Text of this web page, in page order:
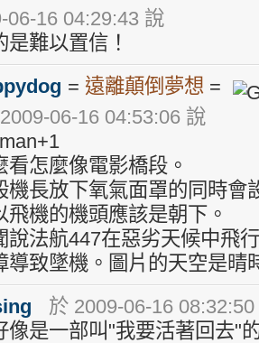
06-16 04:29:43 說
是難以置信！
= 遠離顛倒夢想 =
06-16 04:53:06 說
看怎麼像電影橋段。
機長放下氧氣面罩的同時會
飛機的機頭應該是朝下。
說法航447在惡劣天候中飛
導致墜機。圖片的天空是晴
於 2009-06-16
像是一部叫"我要活著回去"